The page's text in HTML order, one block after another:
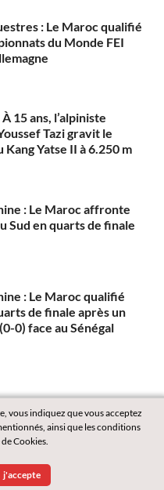
: Le Maroc qualifié
du Monde FEI
15 ans, l’alpiniste
Tazi gravit le
Kang Yatse II à 6.250 m
: Le Maroc affronte
Sud en quarts de finale
: Le Maroc qualifié
de finale après un
0) face au Sénégal
.
vous indiquez que vous acceptez
ainsi que les conditions
Cookies.
j'accepte